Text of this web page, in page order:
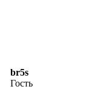
br5s
Гость